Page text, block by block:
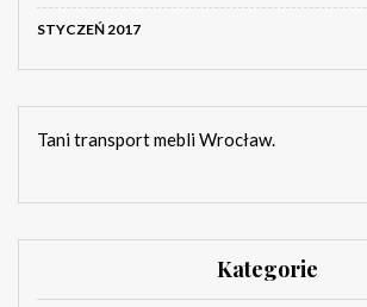
STYCZEŃ 2017
Tani transport mebli Wrocław.
Kategorie